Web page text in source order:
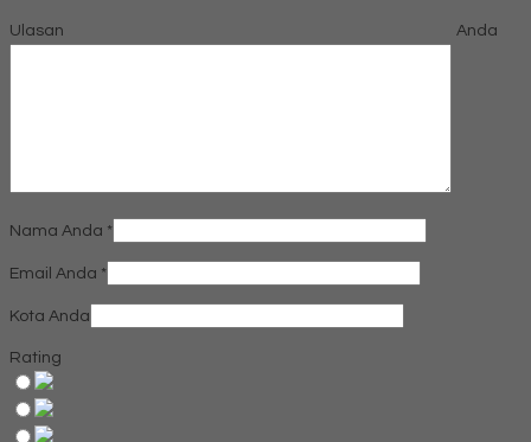
Ulasan Anda
Nama Anda *
Email Anda *
Kota Anda
Rating